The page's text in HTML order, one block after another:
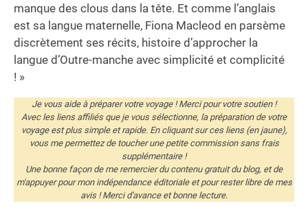
manque des clous dans la tête. Et comme l’anglais
est sa langue maternelle, Fiona Macleod en parsème
discrètement ses récits, histoire d’approcher la
langue d’Outre-manche avec simplicité et complicité
! »
Je vous aide à préparer votre voyage ! Merci pour votre soutien !
Avec les liens affiliés que je vous sélectionne, la préparation de votre
voyage est plus simple et rapide. En cliquant sur ces liens (en jaune),
vous me permettez de toucher une petite commission sans frais
supplémentaire !
Une bonne façon de me remercier du contenu gratuit du blog, et de
m'appuyer pour mon indépendance éditoriale et pour rester libre de mes
avis ! Merci d'avance et bonne lecture.